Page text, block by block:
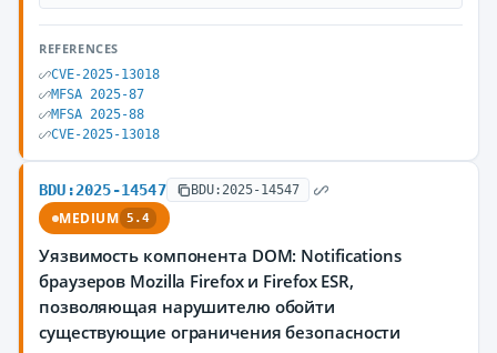
REFERENCES
CVE-2025-13018
MFSA 2025-87
MFSA 2025-88
CVE-2025-13018
BDU:2025-14547 BDU:2025-14547
MEDIUM 5.4
Уязвимость компонента DOM: Notifications
браузеров Mozilla Firefox и Firefox ESR,
позволяющая нарушителю обойти
существующие ограничения безопасности